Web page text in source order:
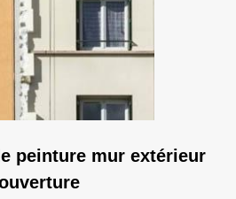
peinture mur extérieur